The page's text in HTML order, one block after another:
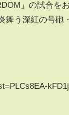
」の試合
舞う深紅の号